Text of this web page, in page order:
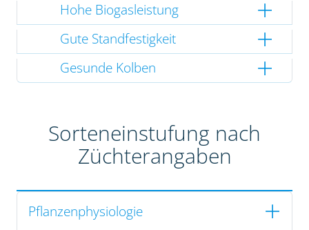
Hohe Biogasleistung
Gute Standfestigkeit
Gesunde Kolben
Sorteneinstufung nach
Züchterangaben
Pflanzenphysiologie